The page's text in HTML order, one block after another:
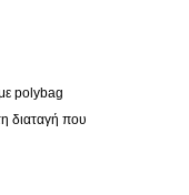
polybag
διαταγή που